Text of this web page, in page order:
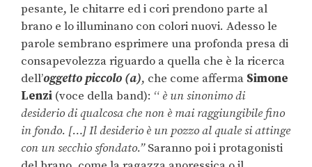
pesante, le chitarre ed i cori prendono parte al
brano e lo illuminano con colori nuovi. Adesso le
parole sembrano esprimere una profonda presa di
consapevolezza riguardo a quella che è la ricerca
dell’oggetto piccolo (a), che come afferma Simone
Lenzi (voce della band): “ è un sinonimo di
desiderio di qualcosa che non è mai raggiungibile fino
in fondo. […]Il desiderio è un pozzo al quale si attinge
con un secchio sfondato.”Saranno poi i protagonisti